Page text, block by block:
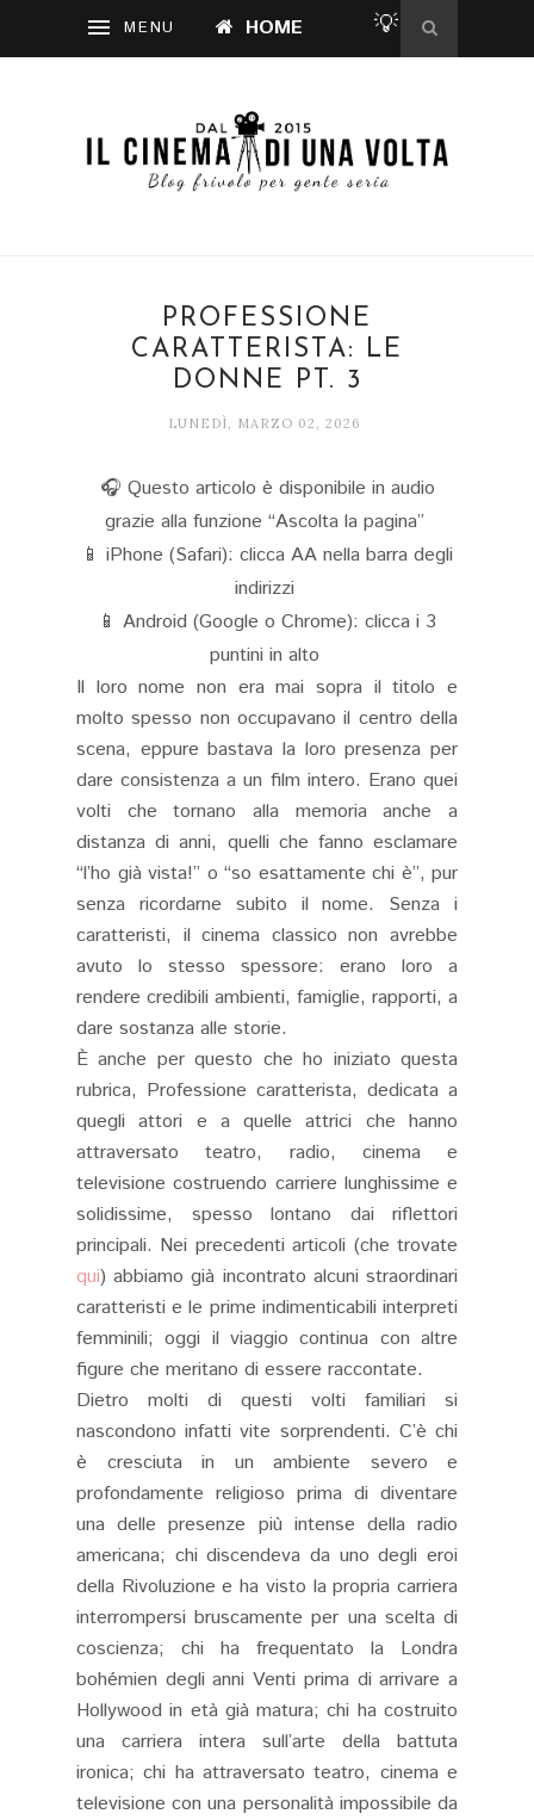
HOME 💡
PROFESSIONE
CARATTERISTA: LE
DONNE PT. 3
LUNEDÌ, MARZO 02, 2026
🎧 Questo articolo è disponibile in audio
grazie alla funzione “Ascolta la pagina”
📱 iPhone (Safari): clicca AA nella barra degli
indirizzi
📱 Android (Google o Chrome): clicca i 3
puntini in alto
Il loro nome non era mai sopra il titolo e
molto spesso non occupavano il centro della
scena, eppure bastava la loro presenza per
dare consistenza a un film intero. Erano quei
volti che tornano alla memoria anche a
distanza di anni, quelli che fanno esclamare
“l’ho già vista!” o “so esattamente chi è”, pur
senza ricordarne subito il nome. Senza i
caratteristi, il cinema classico non avrebbe
avuto lo stesso spessore: erano loro a
rendere credibili ambienti, famiglie, rapporti, a
dare sostanza alle storie.
È anche per questo che ho iniziato questa
rubrica, Professione caratterista, dedicata a
quegli attori e a quelle attrici che hanno
attraversato teatro, radio, cinema e
televisione costruendo carriere lunghissime e
solidissime, spesso lontano dai riflettori
principali. Nei precedenti articoli (che trovate
qui) abbiamo già incontrato alcuni straordinari
caratteristi e le prime indimenticabili interpreti
femminili; oggi il viaggio continua con altre
figure che meritano di essere raccontate.
Dietro molti di questi volti familiari si
nascondono infatti vite sorprendenti. C’è chi
è cresciuta in un ambiente severo e
profondamente religioso prima di diventare
una delle presenze più intense della radio
americana; chi discendeva da uno degli eroi
della Rivoluzione e ha visto la propria carriera
interrompersi bruscamente per una scelta di
coscienza; chi ha frequentato la Londra
bohémien degli anni Venti prima di arrivare a
Hollywood in età già matura; chi ha costruito
una carriera intera sull’arte della battuta
ironica; chi ha attraversato teatro, cinema e
televisione con una personalità impossibile da